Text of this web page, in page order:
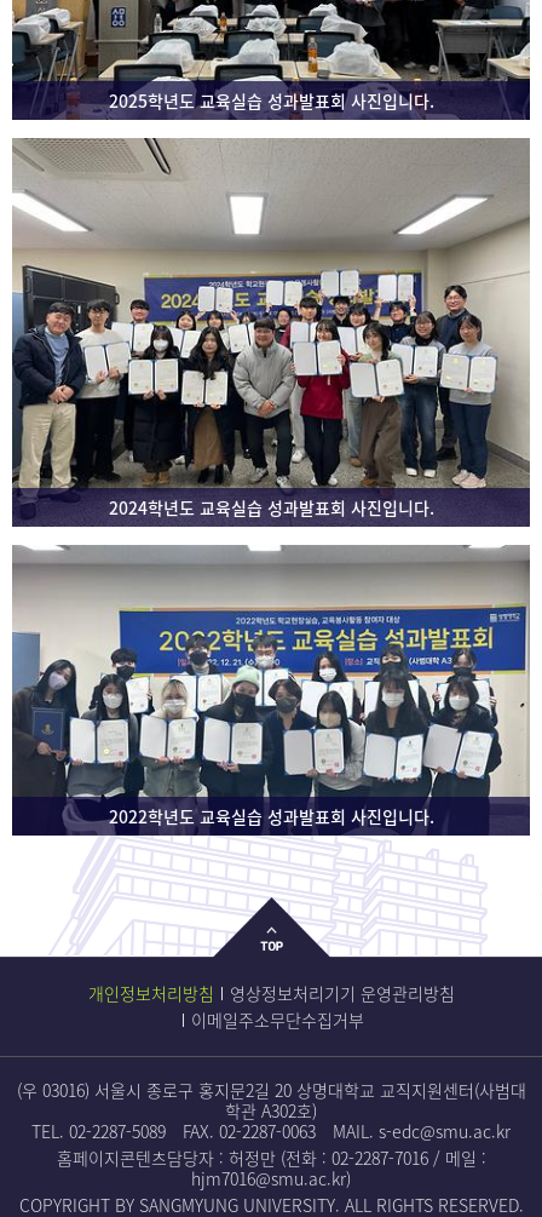
2025학년도 교육실습 성과발표회 사진입니다.
2024학년도 교육실습 성과발표회 사진입니다.
2022학년도 교육실습 성과발표회 사진입니다.
개인정보처리방침
영상정보처리기기 운영관리방침
이메일주소무단수집거부
(우 03016) 서울시 종로구 홍지문2길 20 상명대학교 교직지원센터(사범대
학관 A302호)
TEL. 02-2287-5089 FAX. 02-2287-0063 MAIL. s-edc@smu.ac.kr
홈페이지콘텐츠담당자 : 허정만 (전화 : 02-2287-7016/ 메일 :
hjm7016@smu.ac.kr)
COPYRIGHT BY SANGMYUNG UNIVERSITY. ALL RIGHTS RESERVED.